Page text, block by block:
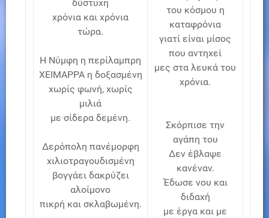
δύστυχη
χρόνια και χρόνια
τώρα.
Η Νύμφη η περίλαμπρη
ΧΕΙΜΑΡΡΑ η δοξασμένη
χωρίς φωνή, χωρίς
μιλιά
με σίδερα δεμένη.
Δερόπολη πανέμορφη
χιλιοτραγουδισμένη
βογγάει δακρύζει
αλοίμονο
πικρή και σκλαβωμένη.
του κόσμου η
καταφρόνια
γιατί είναι μίσος
που αντηχεί
μες στα λευκά του
χρόνια.
Σκόρπισε την
αγάπη του
Δεν έβλαψε
κανέναν.
Έδωσε νου και
διδαχή
με έργα και με